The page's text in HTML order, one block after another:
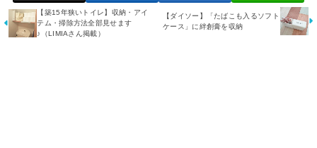
【築15年狭いトイレ】収納・アイ
テム・掃除方法全部見せます
♪（LIMIAさん掲載）
【ダイソー】「たばこも入るソフト
ケース」に絆創膏を収納